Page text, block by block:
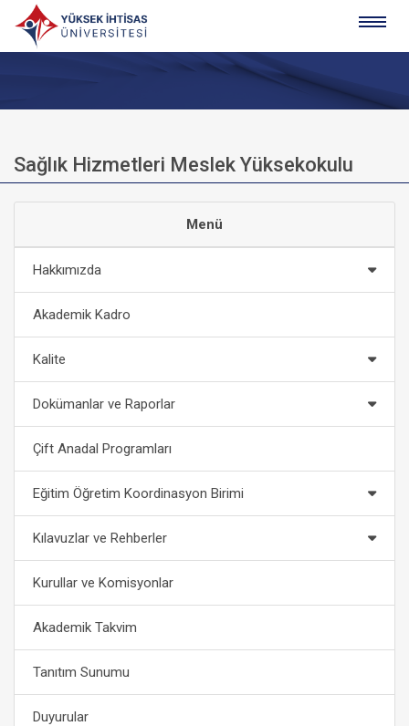
Sağlık Hizmetleri Meslek Yüksekokulu
Menü
Hakkımızda
Akademik Kadro
Kalite
Dokümanlar ve Raporlar
Çift Anadal Programları
Eğitim Öğretim Koordinasyon Birimi
Kılavuzlar ve Rehberler
Kurullar ve Komisyonlar
Akademik Takvim
Tanıtım Sunumu
Duyurular